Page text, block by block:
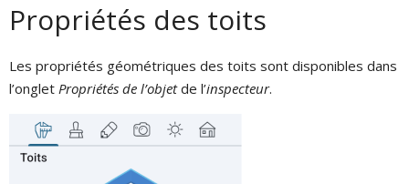
Propriétés des toits
Les propriétés géométriques des toits sont disponibles dans
l’onglet Propriétés de l’objetde l’inspecteur.